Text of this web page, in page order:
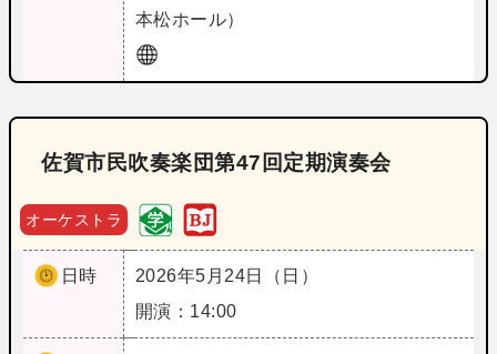
本松ホール）
佐賀市民吹奏楽団第47回定期演奏会
オーケストラ
日時
2026年5月24日（日）
開演：14:00